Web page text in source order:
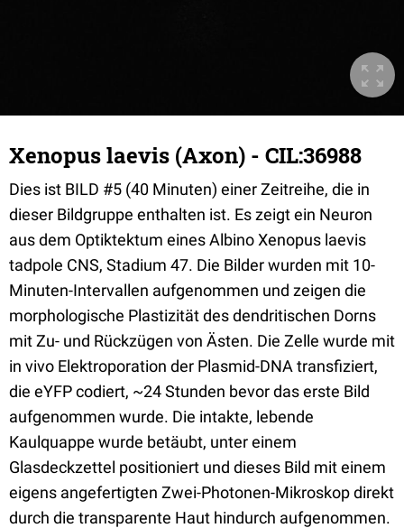
Xenopus laevis (Axon) - CIL:36988
Dies ist BILD #5 (40 Minuten) einer Zeitreihe, die in
dieser Bildgruppe enthalten ist. Es zeigt ein Neuron
aus dem Optiktektum eines Albino Xenopus laevis
tadpole CNS, Stadium 47. Die Bilder wurden mit 10-
Minuten-Intervallen aufgenommen und zeigen die
morphologische Plastizität des dendritischen Dorns
mit Zu- und Rückzügen von Ästen. Die Zelle wurde mit
in vivo Elektroporation der Plasmid-DNA transfiziert,
die eYFP codiert, ~24 Stunden bevor das erste Bild
aufgenommen wurde. Die intakte, lebende
Kaulquappe wurde betäubt, unter einem
Glasdeckzettel positioniert und dieses Bild mit einem
eigens angefertigten Zwei-Photonen-Mikroskop direkt
durch die transparente Haut hindurch aufgenommen.